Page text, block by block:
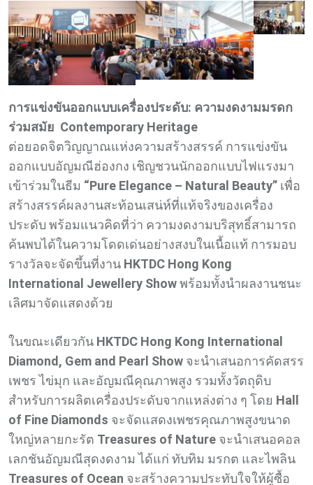
การแข่งขันออกแบบเครื่องประดับ: ความงดงามมรดก
ร่วมสมัย Contemporary Heritage
ต่อยอดจิตวิญญาณแห่งความสร้างสรรค์ การแข่งขัน
ออกแบบอัญมณีฮ่องกง เชิญชวนนักออกแบบไฟแรงมา
เข้าร่วมในธีม “Pure Elegance – Natural Beauty” เพื่อ
สร้างสรรค์ผลงานสะท้อนเสน่ห์ที่แท้จริงของเครื่อง
ประดับ พร้อมแนวคิดที่ว่า ความงดงามบริสุทธิ์สามารถ
ค้นพบได้ในความโดดเด่นอย่างสงบในเนื้อแท้ การมอบ
รางวัลจะจัดขึ้นที่งาน HKTDC Hong Kong
International Jewellery Showพร้อมทั้งนำผลงานชนะ
เลิศมาจัดแสดงด้วย
ในขณะเดียวกัน HKTDC Hong Kong International
Diamond, Gem and Pearl Show จะนำเสนอการคัดสรร
เพชร ไข่มุก และอัญมณีคุณภาพสูง รวมทั้งวัตถุดิบ
สำหรับการผลิตเครื่องประดับจากแหล่งต่าง ๆ โดย Hall
of Fine Diamonds จะจัดแสดงเพชรคุณภาพสูงขนาด
ใหญ่หลายกะรัต Treasures of Nature จะนำเสนอคอล
เลกชันอัญมณีสุดงดงาม ได้แก่ ทับทิม มรกต และไพลิน
Treasures of Ocean จะสร้างความประทับใจให้ผู้ซื้อ